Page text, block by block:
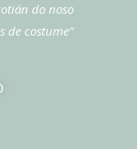
do noso
de costume”